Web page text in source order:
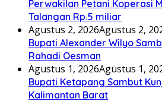
Perwakilan Petani Koperasi
Talangan Rp.5 miliar
Agustus 2, 2026Agustus 2,
Bupati Alexander Wilyo
Rahadi Oesman
Agustus 1, 2026Agustus 1,
Bupati Ketapang Sambut
Kalimantan Barat